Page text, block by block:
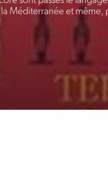
Méditerranée et même,